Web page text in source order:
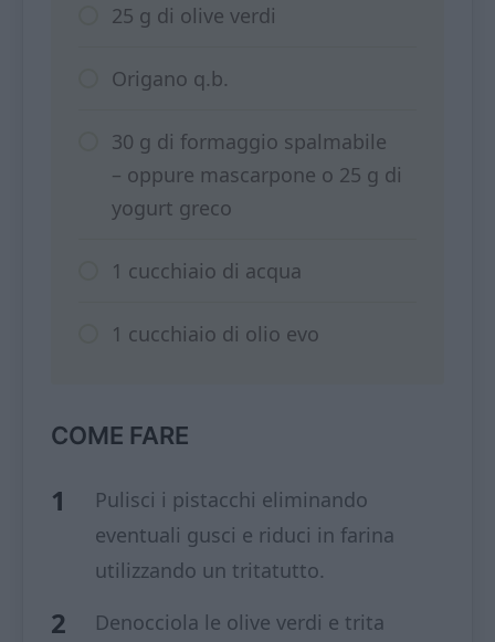
25 g di olive verdi
Origano q.b.
30 g di formaggio spalmabile
– oppure mascarpone o 25 g di
yogurt greco
1 cucchiaio di acqua
1 cucchiaio di olio evo
COME FARE
Pulisci i pistacchi eliminando
eventuali gusci e riduci in farina
utilizzando un tritatutto.
Denocciola le olive verdi e trita